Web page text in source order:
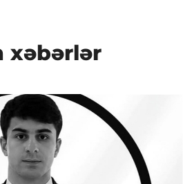
xəbərlər